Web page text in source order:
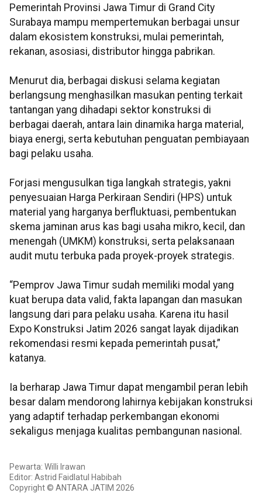
Pemerintah Provinsi Jawa Timur di Grand City
Surabaya mampu mempertemukan berbagai unsur
dalam ekosistem konstruksi, mulai pemerintah,
rekanan, asosiasi, distributor hingga pabrikan.
Menurut dia, berbagai diskusi selama kegiatan
berlangsung menghasilkan masukan penting terkait
tantangan yang dihadapi sektor konstruksi di
berbagai daerah, antara lain dinamika harga material,
biaya energi, serta kebutuhan penguatan pembiayaan
bagi pelaku usaha.
Forjasi mengusulkan tiga langkah strategis, yakni
penyesuaian Harga Perkiraan Sendiri (HPS) untuk
material yang harganya berfluktuasi, pembentukan
skema jaminan arus kas bagi usaha mikro, kecil, dan
menengah (UMKM) konstruksi, serta pelaksanaan
audit mutu terbuka pada proyek-proyek strategis.
“Pemprov Jawa Timur sudah memiliki modal yang
kuat berupa data valid, fakta lapangan dan masukan
langsung dari para pelaku usaha. Karena itu hasil
Expo Konstruksi Jatim 2026 sangat layak dijadikan
rekomendasi resmi kepada pemerintah pusat,”
katanya.
Ia berharap Jawa Timur dapat mengambil peran lebih
besar dalam mendorong lahirnya kebijakan konstruksi
yang adaptif terhadap perkembangan ekonomi
sekaligus menjaga kualitas pembangunan nasional.
Pewarta: Willi Irawan
Editor: Astrid Faidlatul Habibah
Copyright © ANTARA JATIM 2026